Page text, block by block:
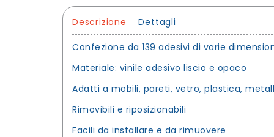
Descrizione Dettagli
Confezione da 139 adesivi di varie
Materiale: vinile adesivo liscio e opaco
Adatti a mobili, pareti, vetro, plastica,
Rimovibili e riposizionabili
Facili da installare e da rimuovere